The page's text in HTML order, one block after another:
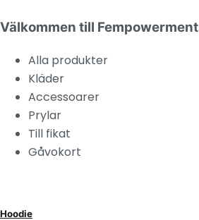
Välkommen till
Alla produkter
Kläder
Accessoarer
Prylar
Till fikat
Gåvokort
Hoodie